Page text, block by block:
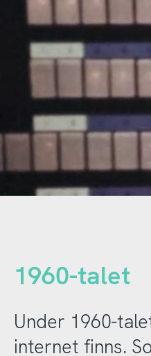
1960-talet
Under 1960-
internet finns.